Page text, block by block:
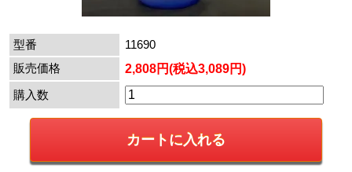
型番
11690
販売価格
2,808円(税込3,089円)
購入数